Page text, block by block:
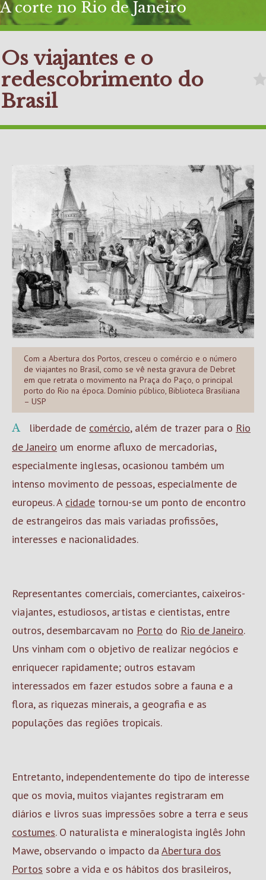
A corte no Rio de Janeiro
Os viajantes e o
redescobrimento do
Brasil
Com a Abertura dos Portos, cresceu o comércio e o número
de viajantes no Brasil, como se vê nesta gravura de Debret
em que retrata o movimento na Praça do Paço, o principal
porto do Rio na época. Domínio público, Biblioteca Brasiliana
– USP
A liberdade de comércio, além de trazer para o Rio
de Janeiro um enorme afluxo de mercadorias,
especialmente inglesas, ocasionou também um
intenso movimento de pessoas, especialmente de
europeus. A cidade tornou-se um ponto de encontro
de estrangeiros das mais variadas profissões,
interesses e nacionalidades.
Representantes comerciais, comerciantes, caixeiros-
viajantes, estudiosos, artistas e cientistas, entre
outros, desembarcavam no Porto do Rio de Janeiro.
Uns vinham com o objetivo de realizar negócios e
enriquecer rapidamente; outros estavam
interessados em fazer estudos sobre a fauna e a
flora, as riquezas minerais, a geografia e as
populações das regiões tropicais.
Entretanto, independentemente do tipo de interesse
que os movia, muitos viajantes registraram em
diários e livros suas impressões sobre a terra e seus
costumes. O naturalista e mineralogista inglês John
Mawe, observando o impacto da Abertura dos
Portos sobre a vida e os hábitos dos brasileiros,